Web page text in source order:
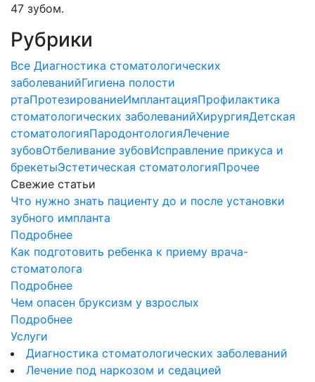
47 зубом.
Рубрики
Все Диагностика стоматологических
заболеванийГигиена полости
ртаПротезированиеИмплантацияПрофилактика
стоматологических заболеванийХирургияДетская
стоматологияПародонтологияЛечение
зубовОтбеливание зубовИсправление прикуса и
брекетыЭстетическая стоматологияПрочее
Свежие статьи
Что нужно знать пациенту до и после установки
зубного импланта
Подробнее
Как подготовить ребенка к приему врача-
стоматолога
Подробнее
Чем опасен бруксизм у взрослых
Подробнее
Услуги
Диагностика стоматологических заболеваний
Лечение под наркозом и седацией